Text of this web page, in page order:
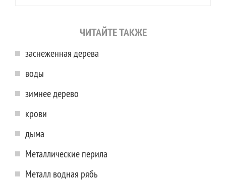
ЧИТАЙТЕ ТАКЖЕ
заснеженная дерева
воды
зимнее дерево
крови
дыма
Металлические перила
Металл водная рябь